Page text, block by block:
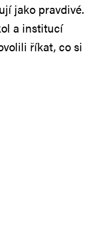
jako pravdivé.
a institucí
říkat, co si